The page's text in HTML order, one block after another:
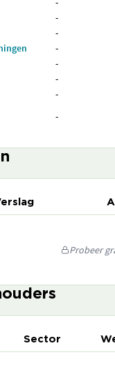
-
-
-
-
-
-
-
Probeer
Sector